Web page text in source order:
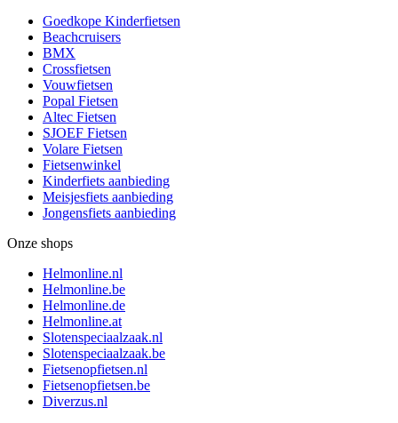
Goedkope Kinderfietsen
Beachcruisers
BMX
Crossfietsen
Vouwfietsen
Popal Fietsen
Altec Fietsen
SJOEF Fietsen
Volare Fietsen
Fietsenwinkel
Kinderfiets aanbieding
Meisjesfiets aanbieding
Jongensfiets aanbieding
Onze shops
Helmonline.nl
Helmonline.be
Helmonline.de
Helmonline.at
Slotenspeciaalzaak.nl
Slotenspeciaalzaak.be
Fietsenopfietsen.nl
Fietsenopfietsen.be
Diverzus.nl